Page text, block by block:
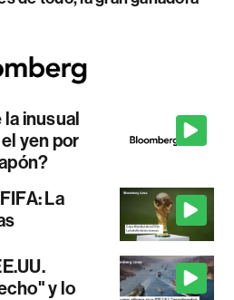
la inusual
yen por
La
y lo